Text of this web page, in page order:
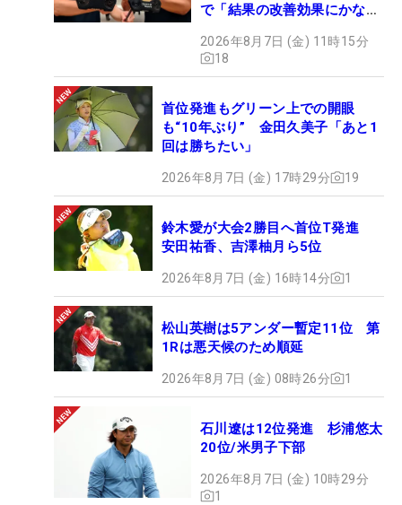
で「結果の改善効果にかなり
2026年8月7日 (金) 11時15分
18
首位発進もグリーン上での開眼
も“10年ぶり” 金田久美子「あと1
回は勝ちたい」
2026年8月7日 (金) 17時29分 19
鈴木愛が大会2勝目へ首位T発進
安田祐香、吉澤柚月ら5位
2026年8月7日 (金) 16時14分 1
松山英樹は5アンダー暫定11位 第
1Rは悪天候のため順延
2026年8月7日 (金) 08時26分 1
石川遼は12位発進 杉浦悠太
20位/米男子下部
2026年8月7日 (金) 10時29分
1